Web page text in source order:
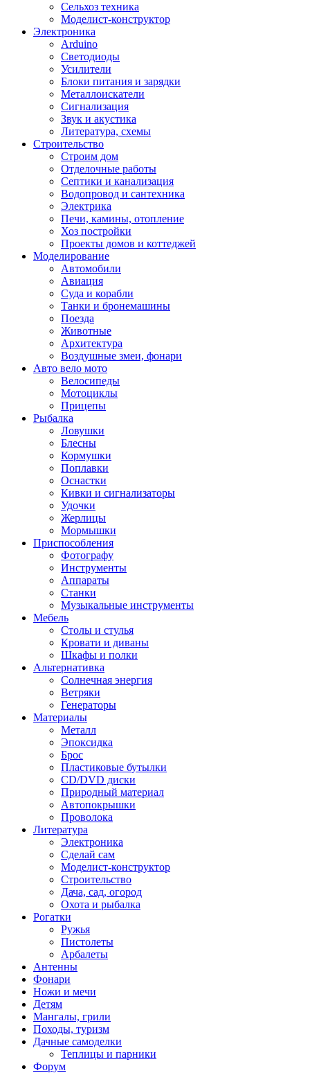
Сельхоз техника
Моделист-конструктор
Электроника
Arduino
Светодиоды
Усилители
Блоки питания и зарядки
Металлоискатели
Сигнализация
Звук и акустика
Литература, схемы
Строительство
Строим дом
Отделочные работы
Септики и канализация
Водопровод и сантехника
Электрика
Печи, камины, отопление
Хоз постройки
Проекты домов и коттеджей
Моделирование
Автомобили
Авиация
Суда и корабли
Танки и бронемашины
Поезда
Животные
Архитектура
Воздушные змеи, фонари
Авто вело мото
Велосипеды
Мотоциклы
Прицепы
Рыбалка
Ловушки
Блесны
Кормушки
Поплавки
Оснастки
Кивки и сигнализаторы
Удочки
Жерлицы
Мормышки
Приспособления
Фотографу
Инструменты
Аппараты
Станки
Музыкальные инструменты
Мебель
Столы и стулья
Кровати и диваны
Шкафы и полки
Альтернативка
Солнечная энергия
Ветряки
Генераторы
Материалы
Металл
Эпоксидка
Брос
Пластиковые бутылки
CD/DVD диски
Природный материал
Автопокрышки
Проволока
Литература
Электроника
Сделай сам
Моделист-конструктор
Строительство
Дача, сад, огород
Охота и рыбалка
Рогатки
Ружья
Пистолеты
Арбалеты
Антенны
Фонари
Ножи и мечи
Детям
Мангалы, грили
Походы, туризм
Дачные самоделки
Теплицы и парники
Форум